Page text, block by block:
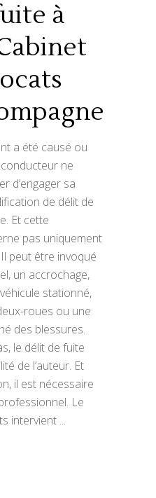
à
a été causé ou
ne
d’engager sa
de délit de
Et cette
pas uniquement
peut être invoqué
un accrochage,
stationné,
roues ou une
des blessures.
le délit de fuite
de l’auteur. Et
il est nécessaire
Le
intervient